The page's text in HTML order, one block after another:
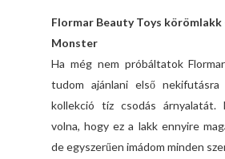
Flormar Beauty Toys körömlakk
Monster
Ha még nem próbáltatok
tudom ajánlani első
kollekció tíz csodás árnyalatát.
volna, hogy ez a lakk ennyire
de egyszerűen imádom minden